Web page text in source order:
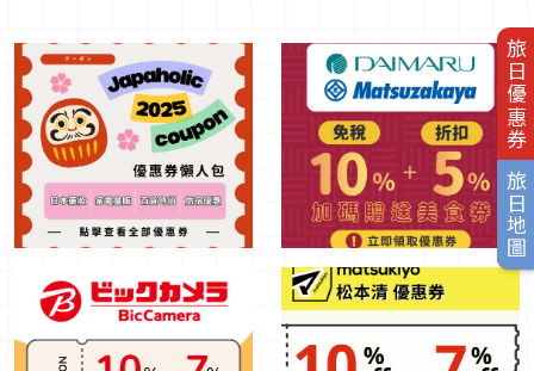
旅日優惠券
旅日地圖